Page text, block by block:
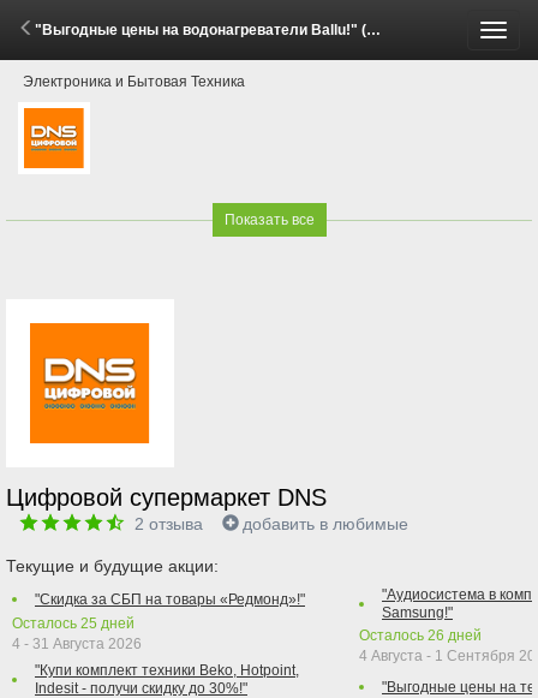
"Выгодные цены на водонагреватели Ballu!" (3 - 17 Июня 2026)
Электроника и Бытовая Техника
Показать все
Цифровой супермаркет DNS
2 отзыва добавить в любимые
Текущие и будущие акции:
"Скидка за СБП на товары «Редмонд»!"
Осталось 25 дней
4 - 31 Августа 2026
"Купи комплект техники Beko, Hotpoint,
Indesit - получи скидку до 30%!"
"Аудиосистема в
Samsung!"
Осталось 26 дней
4 Августа - 1 Сентября
"Выгодные цены на